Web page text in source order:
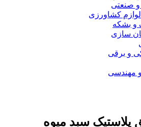
و صنعتی
لوازم کشاورزی
بشکه
سازی
و برقی
مهندسی
پلاستیک سبد میوه